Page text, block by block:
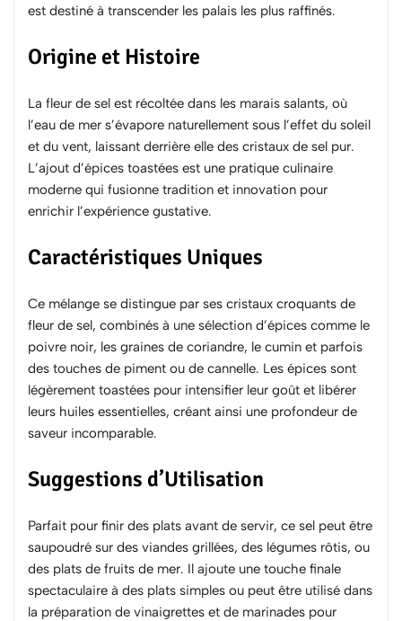
est destiné à transcender les palais les plus raffinés.
Origine et Histoire
La fleur de sel est récoltée dans les marais salants, où
l’eau de mer s’évapore naturellement sous l’effet du soleil
et du vent, laissant derrière elle des cristaux de sel pur.
L’ajout d’épices toastées est une pratique culinaire
moderne qui fusionne tradition et innovation pour
enrichir l’expérience gustative.
Caractéristiques Uniques
Ce mélange se distingue par ses cristaux croquants de
fleur de sel, combinés à une sélection d’épices comme le
poivre noir, les graines de coriandre, le cumin et parfois
des touches de piment ou de cannelle. Les épices sont
légèrement toastées pour intensifier leur goût et libérer
leurs huiles essentielles, créant ainsi une profondeur de
saveur incomparable.
Suggestions d’Utilisation
Parfait pour finir des plats avant de servir, ce sel peut être
saupoudré sur des viandes grillées, des légumes rôtis, ou
des plats de fruits de mer. Il ajoute une touche finale
spectaculaire à des plats simples ou peut être utilisé dans
la préparation de vinaigrettes et de marinades pour